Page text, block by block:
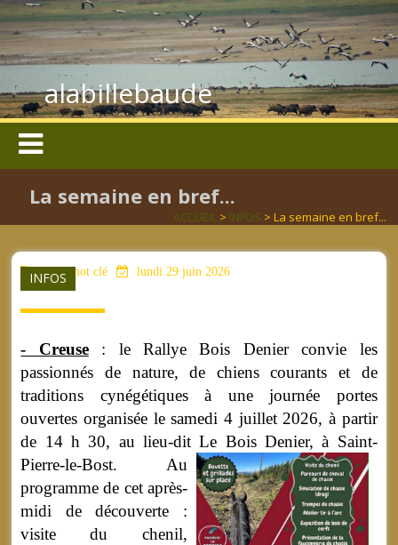
alabillebaude
La semaine en bref...
ACCUEIL> INFOS > La semaine en bref...
INFOS
aucun mot clé lundi 29 juin 2026
- Creuse: le Rallye Bois Denier convie les
passionnés de nature, de chiens courants et de
traditions cynégétiques à une journée portes
ouvertes organisée le samedi 4 juillet 2026, à partir
de 14 h 30, au lieu-dit Le Bois Denier, à Saint-
Pierre-le-Bost. Au
programme de cet après-
midi de découverte :
visite du chenil,